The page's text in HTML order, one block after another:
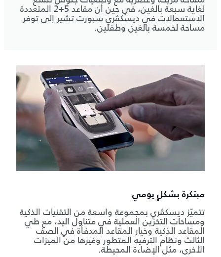
لغاية سبعة بالغين، في حين أن مقاعد 5+2 المتعددة
الاستعمالات في ديسكڤري سبورت تشير إلى توفر
مساحة لخمسة بالغين وطفلين.
مبتكرة بشكلٍ يومي
تتميّز ديسكڤري بمجموعة واسعة من التقنيات الذكية
ومساحات التخزين العملية في متناول اليد، مع طي
المقاعد الذكية وخيار المقاعد المدفأة في الصف
الثالث ونظام الترفيه المتطور وغيرها من الميزات
الأخرى، مثل الإضاءة المحيطة.